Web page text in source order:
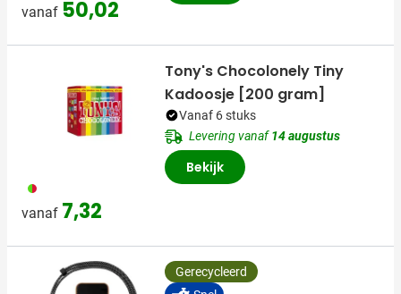
vanaf 50,02
009
vanaf 7,32
Tony's Chocolonely Tiny
Kadoosje [200 gram]
Vanaf 6 stuks
Levering vanaf14 augustus
Bekijk
Gerecycleerd